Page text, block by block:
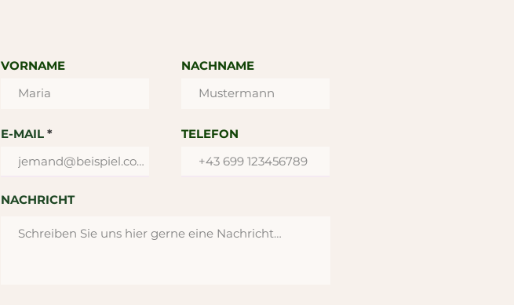
VORNAME
E-MAIL
NACHNAME
TELEFON
NACHRICHT